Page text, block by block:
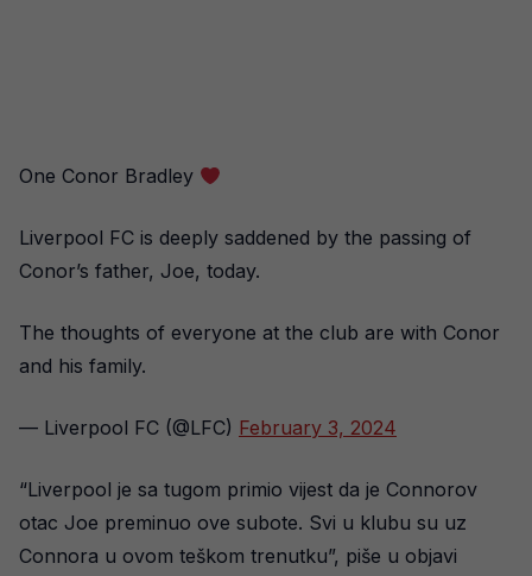
One Conor Bradley
Liverpool FC is deeply saddened by the passing of
Conor’s father, Joe, today.
The thoughts of everyone at the club are with Conor
and his family.
— Liverpool FC (@LFC) February 3, 2024
“Liverpool je sa tugom primio vijest da je Connorov
otac Joe preminuo ove subote. Svi u klubu su uz
Connora u ovom teškom trenutku”, piše u objavi